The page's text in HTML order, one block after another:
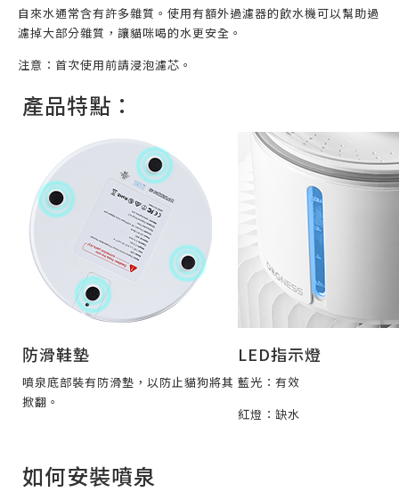
自來水通常含有許多雜質。使用有額外過濾器的飲水機可以幫助過
濾掉大部分雜質，讓貓咪喝的水更安全。
注意：首次使用前請浸泡濾芯。
產品特點：
防滑鞋墊
噴泉底部裝有防滑墊，以防止貓狗將其
掀翻。
LED指示燈
藍光：有效
紅燈：缺水
如何安裝噴泉